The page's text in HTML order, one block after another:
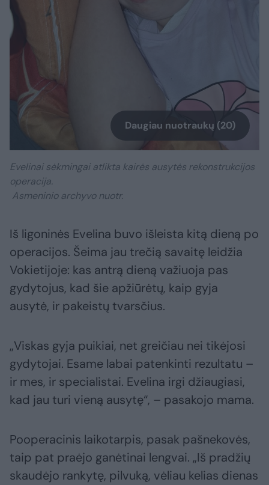
Daugiau nuotraukų (20)
Evelinai sėkmingai atlikta kairės ausytės rekonstrukcijos
operacija.
Asmeninio archyvo nuotr.
Iš ligoninės Evelina buvo išleista kitą dieną po
operacijos. Šeima jau trečią savaitę leidžia
Vokietijoje: kas antrą dieną važiuoja pas
gydytojus, kad šie apžiūrėtų, kaip gyja
ausytė, ir pakeistų tvarsčius.
„Viskas gyja puikiai, net greičiau nei tikėjosi
gydytojai. Esame labai patenkinti rezultatu –
ir mes, ir specialistai. Evelina irgi džiaugiasi,
kad jau turi vieną ausytę“, – pasakojo mama.
Pooperacinis laikotarpis, pasak pašnekovės,
taip pat praėjo ganėtinai lengvai. „Iš pradžių
skaudėjo rankytę, pilvuką, vėliau kelias dienas